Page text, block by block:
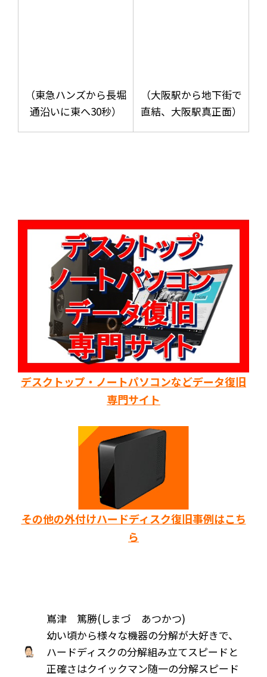
（東急ハンズから長堀
通沿いに東へ30秒）
（大阪駅から地下街で
直結、大阪駅真正面）
デスクトップ・ノートパソコンなどデータ復旧
専門サイト
その他の外付けハードディスク復旧事例はこち
ら
嶌津 篤勝(しまづ あつかつ)
幼い頃から様々な機器の分解が大好きで、
ハードディスクの分解組み立てスピードと
正確さはクイックマン随一の分解スピード